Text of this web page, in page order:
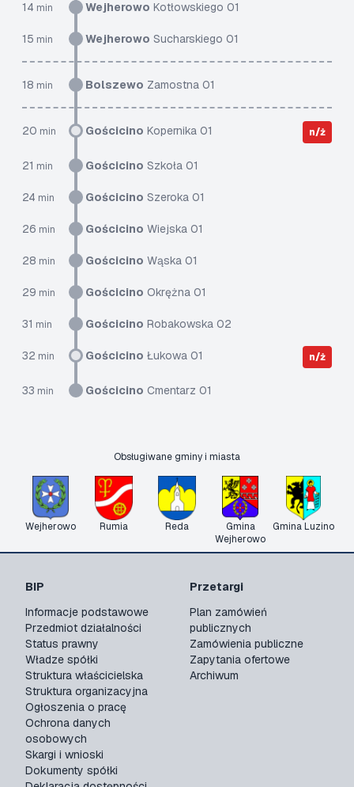
14 min Wejherowo Kotłowskiego 01
15 min Wejherowo Sucharskiego 01
18 min Bolszewo Zamostna 01
20 min Gościcino Kopernika 01 n/ż
21 min Gościcino Szkoła 01
24 min Gościcino Szeroka 01
26 min Gościcino Wiejska 01
28 min Gościcino Wąska 01
29 min Gościcino Okrężna 01
31 min Gościcino Robakowska 02
32 min Gościcino Łukowa 01 n/ż
33 min Gościcino Cmentarz 01
Obsługiwane gminy i miasta
Wejherowo Rumia Reda
Gmina
Wejherowo
Gmina Luzino
BIP
Informacje podstawowe
Przedmiot działalności
Status prawny
Władze spółki
Struktura właścicielska
Struktura organizacyjna
Ogłoszenia o pracę
Ochrona danych
osobowych
Skargi i wnioski
Dokumenty spółki
Przetargi
Plan zamówień
publicznych
Zamówienia publiczne
Zapytania ofertowe
Archiwum